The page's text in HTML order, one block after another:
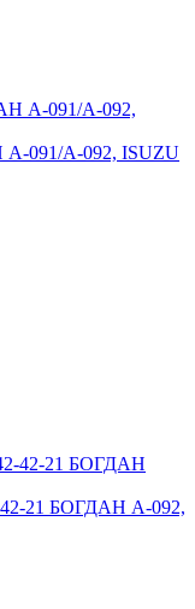
А-091/А-092, ISUZU
21 БОГДАН А-092,